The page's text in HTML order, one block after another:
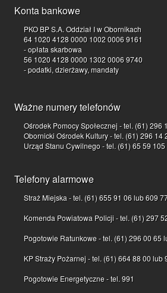
Konta bankowe
PKO BP S.A. Oddział I w Obornikach
64 1020 4128 0000 1002 0006 9161
- opłata skarbowa
56 1020 4128 0000 1302 0006 9740
- podatki, dzierżawy, mandaty
Ważne numery telefonów
Ośrodek Pomocy Społecznej - tel. (61) 296
Obornicki Ośrodek Kultury - tel. (61) 296 14
Urząd Stanu Cywilnego - tel. (61) 65 59 105
Telefony alarmowe
Straż Miejska - tel. (61) 655 91 06 lub 609
Komenda Powiatowa Policji - tel. (61) 297
Pogotowie Ratunkowe - tel. (61) 296 00 65
KP Straży Pożarnej - tel. (61) 664 88 00 lub
Pogotowie Energetyczne - tel. 991